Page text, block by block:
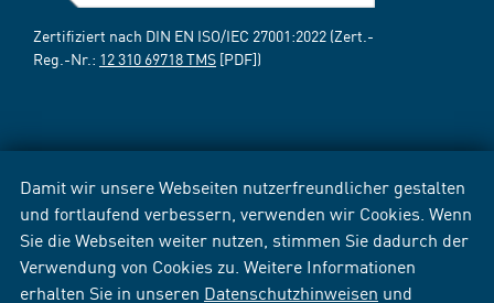
Damit wir unsere Webseiten nutzerfreundlicher gestalten
und fortlaufend verbessern, verwenden wir Cookies. Wenn
Sie die Webseiten weiter nutzen, stimmen Sie dadurch der
Verwendung von Cookies zu. Weitere Informationen
erhalten Sie in unseren Datenschutzhinweisen und
Zertifiziert nach DIN EN ISO/IEC 27001:2022 (Zert.-
Reg.-Nr.: 12 310 69718 TMS [PDF])